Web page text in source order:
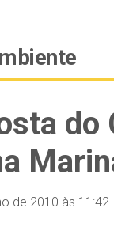
do
de 2010 às 11:42